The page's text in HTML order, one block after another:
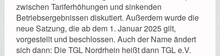
zwischen Tariferhöhungen und sinkenden
Betriebsergebnissen diskutiert. Außerdem wurde die
neue Satzung, die ab dem 1. Januar 2025 gilt,
vorgestellt und beschlossen. Auch der Name ändert
sich dann: Die TGL Nordrhein heißt dann TGL e.V.